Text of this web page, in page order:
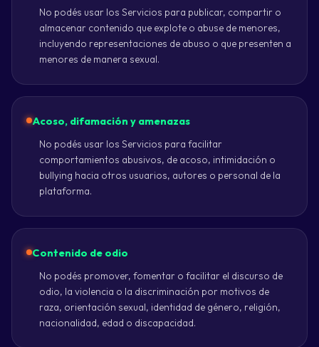
No podés usar los Servicios para publicar, compartir o
almacenar contenido que explote o abuse de menores,
incluyendo representaciones de abuso o que presenten a
menores de manera sexual.
Acoso, difamación y amenazas
No podés usar los Servicios para facilitar
comportamientos abusivos, de acoso, intimidación o
bullying hacia otros usuarios, autores o personal de la
plataforma.
Contenido de odio
No podés promover, fomentar o facilitar el discurso de
odio, la violencia o la discriminación por motivos de
raza, orientación sexual, identidad de género, religión,
nacionalidad, edad o discapacidad.